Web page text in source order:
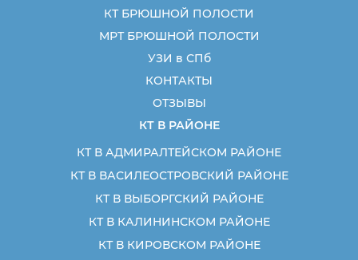
КТ БРЮШНОЙ ПОЛОСТИ
МРТ БРЮШНОЙ ПОЛОСТИ
УЗИ в СПб
КОНТАКТЫ
ОТЗЫВЫ
КТ В РАЙОНЕ
КТ В АДМИРАЛТЕЙСКОМ РАЙОНЕ
КТ В ВАСИЛЕОСТРОВСКИЙ РАЙОНЕ
КТ В ВЫБОРГСКИЙ РАЙОНЕ
КТ В КАЛИНИНСКОМ РАЙОНЕ
КТ В КИРОВСКОМ РАЙОНЕ